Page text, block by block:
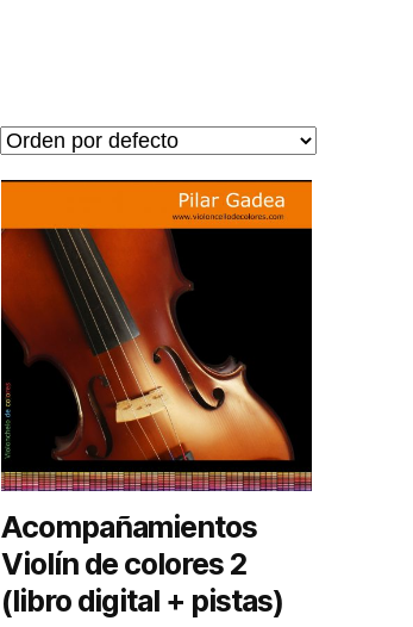
Acompañamientos
Violín de colores 2
(libro digital + pistas)